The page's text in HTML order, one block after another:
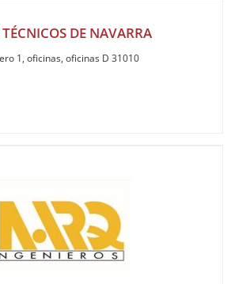
DE NAVARRA
1, oficinas, oficinas D 31010